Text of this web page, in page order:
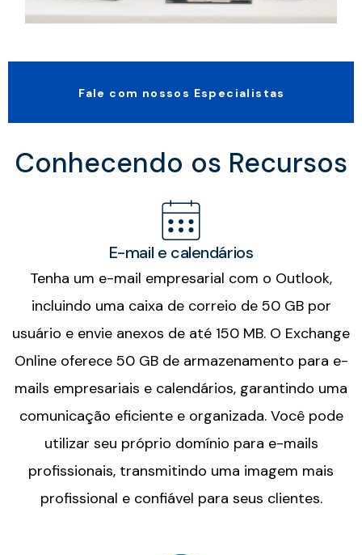
Fale com nossos Especialistas
Conhecendo os Recursos
E-mail e calendários
Tenha um e-mail empresarial com o Outlook,
incluindo uma caixa de correio de 50 GB por
usuário e envie anexos de até 150 MB. O Exchange
Online oferece 50 GB de armazenamento para e-
mails empresariais e calendários, garantindo uma
comunicação eficiente e organizada. Você pode
utilizar seu próprio domínio para e-mails
profissionais, transmitindo uma imagem mais
profissional e confiável para seus clientes.